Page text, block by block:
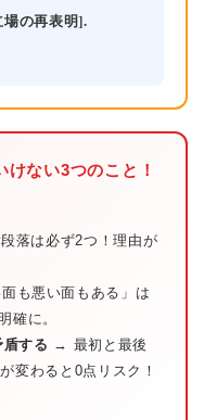
の再表明].
ない3つのこと！
落は必ず2つ！理由が
も悪い面もある」は
確に。
する → 最初と最後
変わると0点リスク！